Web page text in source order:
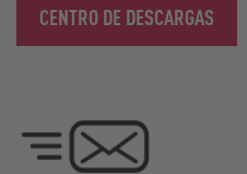
CENTRO DE DESCARGAS